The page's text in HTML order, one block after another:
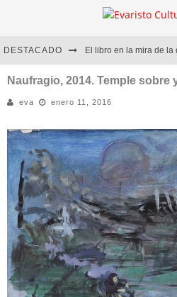
DESTACADO
Marcelo Rubio | El
Diego Meret | Hotel
Alejandra Correa | La
Naufragio, 2014. Temple sobre
eva enero 11, 2016